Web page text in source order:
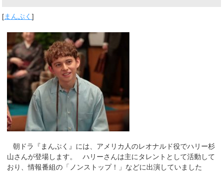
[まんぷく]
朝ドラ『まんぷく』には、アメリカ人のレオナルド役でハリー杉
山さんが登場します。 ハリーさんは主にタレントとして活動して
おり、情報番組の「ノンストップ！」などに出演していました